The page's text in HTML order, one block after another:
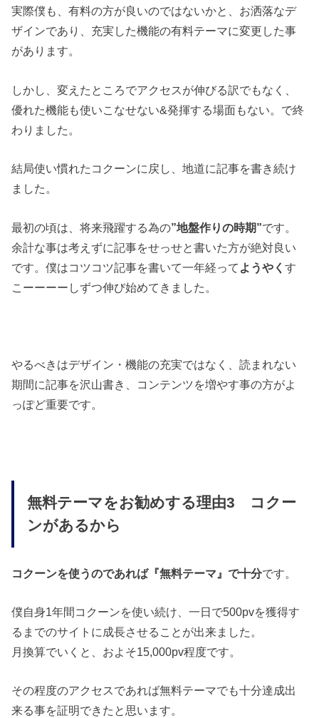
実際僕も、有料の方が良いのではないかと、お洒落なデ
ザインであり、充実した機能の有料テーマに変更した事
があります。
しかし、変えたところでアクセスが伸びる訳でもなく、
優れた機能も使いこなせない&発揮する場面もない。で終
わりました。
結局使い慣れたコクーンに戻し、地道に記事を書き続け
ました。
最初の頃は、将来飛躍する為の”地盤作りの時期”です。
余計な事は考えずに記事をせっせと書いた方が絶対良い
です。僕はコツコツ記事を書いて一年経って ようやくす
こーーーーしずつ伸び始めてきました。
やるべきはデザイン・機能の充実ではなく、読まれない
期間に記事を沢山書き、コンテンツを増やす事の方がよ
っぽど重要です。
無料テーマをお勧めする理由3 コクー
ンがあるから
コクーンを使うのであれば『無料テーマ』で十分です。
僕自身1年間コクーンを使い続け、一日で500pvを獲得す
るまでのサイトに成長させることが出来ました。
月換算でいくと、およそ15,000pv程度です。
その程度のアクセスであれば無料テーマでも十分達成出
来る事を証明できたと思います。